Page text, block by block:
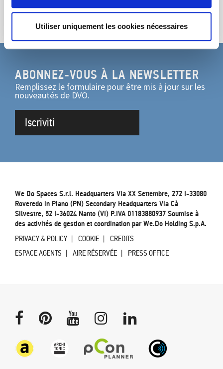
Utiliser uniquement les cookies nécessaires
ABONNEZ-VOUS À LA NEWSLETTER
Remplissez le formulaire pour être mis à jour sur les
nouveautés de DVO.
Iscriviti
We Do Spaces S.r.l. Headquarters Via XX Settembre, 272 I-33080
Roveredo in Piano (PN) Secondary Headquarters Via Cà
Silvestre, 52 I-36024 Nanto (VI) P.IVA 01183880937 Soumise à
des activités de gestion et coordination par We.Do Holding S.p.A.
PRIVACY & POLICY COOKIE
CREDITS
ESPACE AGENTS
AIRE RÉSERVÉE PRESS OFFICE